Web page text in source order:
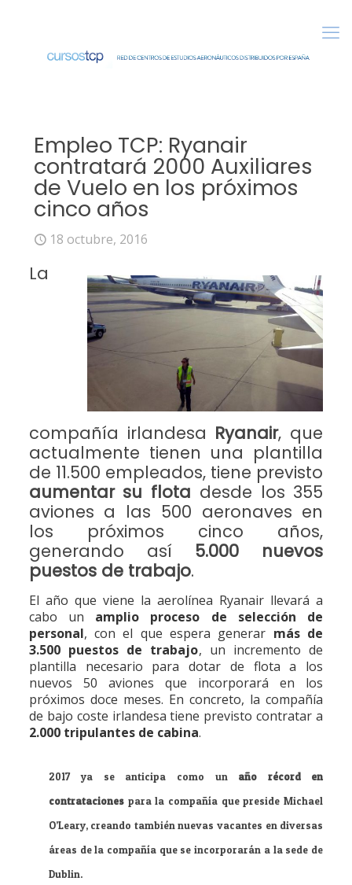
Empleo TCP: Ryanair
contratará 2000 Auxiliares
de Vuelo en los próximos
cinco años
18 octubre, 2016
La
compañía irlandesa Ryanair, que
actualmente tienen una plantilla
de 11.500 empleados, tiene previsto
aumentar su flota desde los 355
aviones a las 500 aeronaves en
los próximos cinco años,
generando así 5.000 nuevos
puestos de trabajo.
El año que viene la aerolínea Ryanair llevará a
cabo un amplio proceso de selección de
personal, con el que espera generar más de
3.500 puestos de trabajo, un incremento de
plantilla necesario para dotar de flota a los
nuevos 50 aviones que incorporará en los
próximos doce meses. En concreto, la compañía
de bajo coste irlandesa tiene previsto contratar a
2.000 tripulantes de cabina.
2017 ya se anticipa como un año récord en
contratacionespara la compañía que preside Michael
O’Leary, creando también nuevas vacantes en diversas
áreas de la compañía que se incorporarán a la sede de
Dublin.